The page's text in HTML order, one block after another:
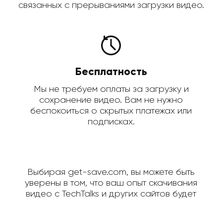
связанных с прерываниями загрузки видео.
Бесплатность
Мы не требуем оплаты за загрузку и
сохранение видео. Вам не нужно
беспокоиться о скрытых платежах или
подписках.
Выбирая get-save.com, вы можете быть
уверены в том, что ваш опыт скачивания
видео с TechTalks и других сайтов будет